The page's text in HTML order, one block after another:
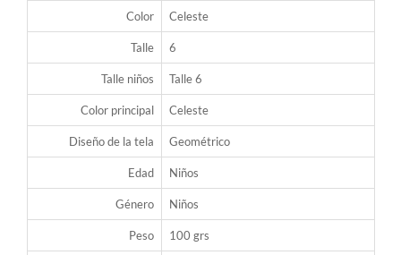
Color Celeste
Talle 6
Talle niños Talle 6
Color principal Celeste
Diseño de la tela Geométrico
Edad Niños
Género Niños
Peso 100 grs